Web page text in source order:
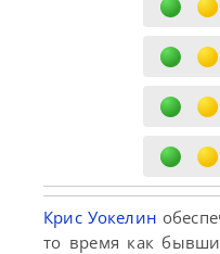
Крис Уокелин
то время как